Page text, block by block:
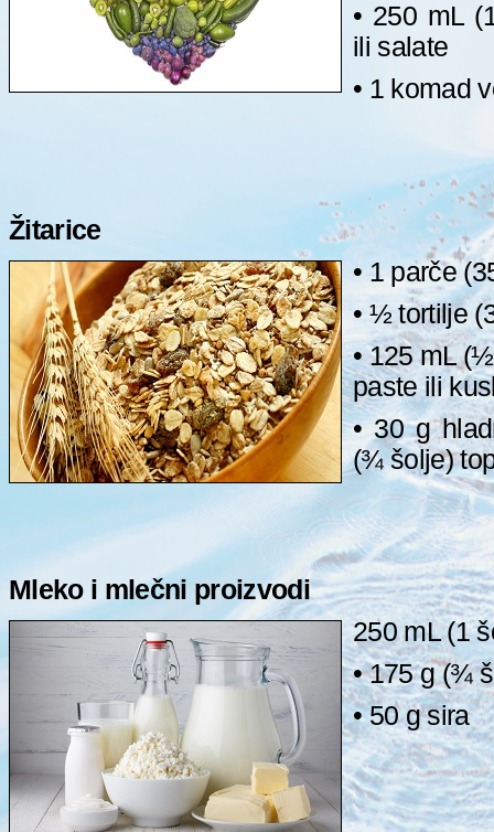
• 250 mL
ili salate
• 1 komad
Žitarice
• 1 parče
• ½ tortilje
• 125 mL
paste ili
• 30 g
(¾ šolje)
Mleko i mlečni proizvodi
250 mL (1
• 175 g (¾
• 50 g sira